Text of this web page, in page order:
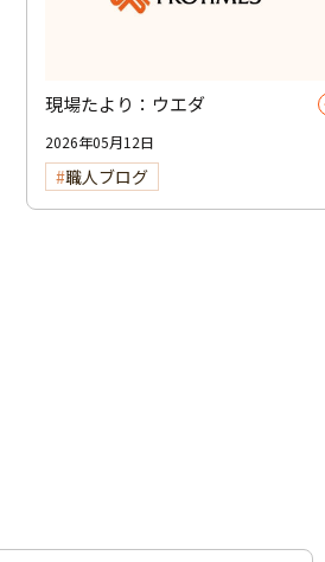
現場たより：ウエダ
2026年05月12日
職人ブログ